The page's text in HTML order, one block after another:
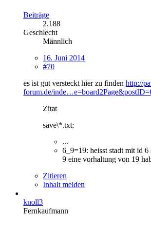
Beiträge
2.188
Geschlecht
Männlich
16. Juni 2014
#70
es ist gut versteckt hier zu finden http://
forum.de/
Zitat
save\*.txt:
...
6_9=19: heisst stadt mit id
9 eine vorhaltung von 19
Zitieren
Inhalt melden
knoll3
Fernkaufmann